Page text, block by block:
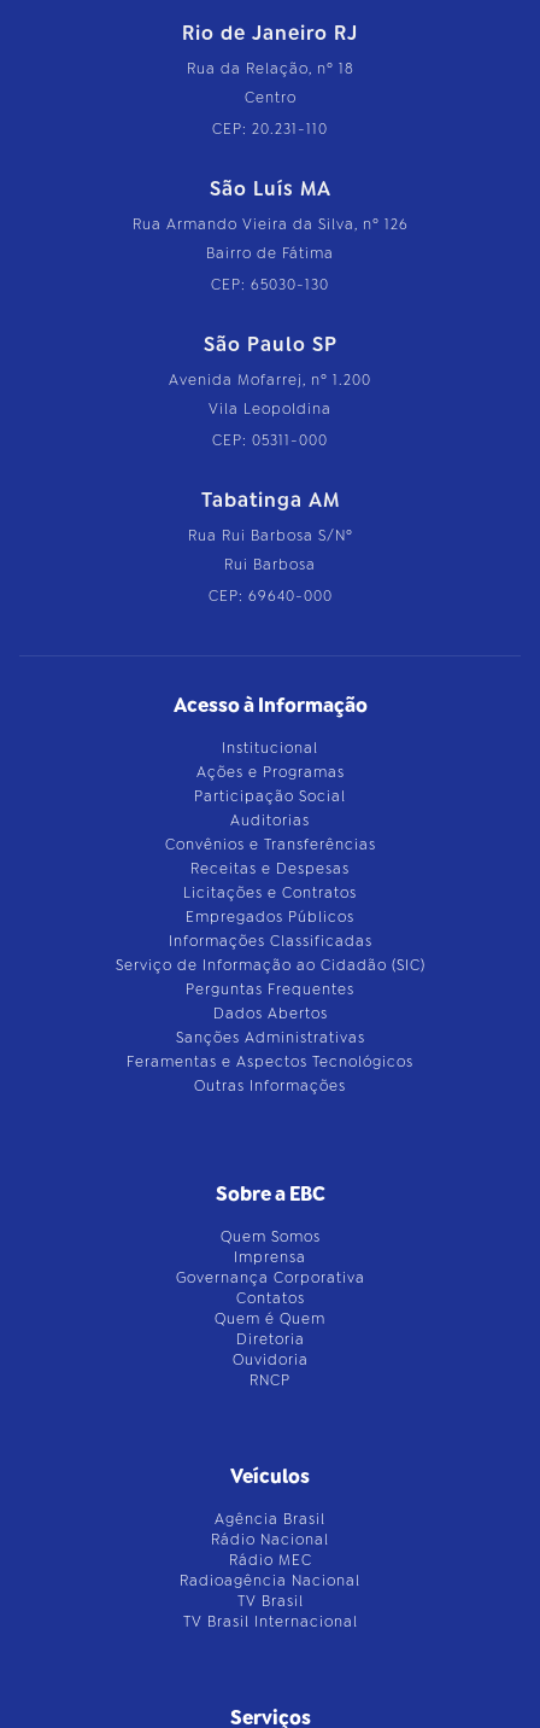
Rio de Janeiro RJ
Rua da Relação, nº 18
Centro
CEP: 20.231-110
São Luís MA
Rua Armando Vieira da Silva, nº 126
Bairro de Fátima
CEP: 65030-130
São Paulo SP
Avenida Mofarrej, nº 1.200
Vila Leopoldina
CEP: 05311-000
Tabatinga AM
Rua Rui Barbosa S/Nº
Rui Barbosa
CEP: 69640-000
Acesso à Informação
Institucional
Ações e Programas
Participação Social
Auditorias
Convênios e Transferências
Receitas e Despesas
Licitações e Contratos
Empregados Públicos
Informações Classificadas
Serviço de Informação ao Cidadão (SIC)
Perguntas Frequentes
Dados Abertos
Sanções Administrativas
Feramentas e Aspectos Tecnológicos
Outras Informações
Sobre a EBC
Quem Somos
Imprensa
Governança Corporativa
Contatos
Quem é Quem
Diretoria
Ouvidoria
RNCP
Veículos
Agência Brasil
Rádio Nacional
Rádio MEC
Radioagência Nacional
TV Brasil
TV Brasil Internacional
Serviços